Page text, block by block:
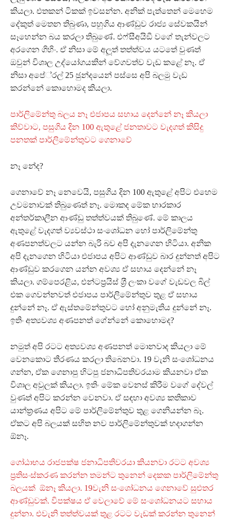
කියලා. එතකන් ටිකක් ඉවසන්න. අනික් පැත්තෙන් මෙහෙම
දේකුත් මෙතන තිබුණා, පහුගිය ආණ්ඩුව රාජ්‍ය සේවකයින්
සෑහෙන්න බය කරලා තිබුණේ. එෆ්සීඅයිඞී වගේ තැන්වලට
අරගෙන ගිහිං. ඒ නිසා මේ අලූත් තත්ත්වය යටතේ වුණත්
ඔවුන් විශාල උද්යෝගයකින් වේගවත්ව වැඩ කළේ නෑ. ඒ
නිසා අපේ‍්‍රල් 25 ඡුන්දයෙන් පස්සෙ අපි බලමු වැඩ
කරන්නේ කොහොමද කියලා.
පාර්ලිමේන්තු බලය නෑ එජාපය සහාය දෙන්නේ නෑ කියලා
කිව්වාට, පසුගිය දින 100 ඇතුළේ ජනතාවට වැදගත් කිසිදු
පනතක් පාර්ලිමේන්තුවට ගෙනාවේ
නෑ නේද?
ගෙනාවේ නෑ නෙවෙයි, පසුගිය දින 100 ඇතුළේ අපිට එහෙම
උවමනාවක් තිබුණෙත් නෑ. මොකද මේක භාරකාර
අන්තර්කාලීන ආණ්ඩු තත්ත්වයක් තිබුණේ. මේ කාලය
ඇතුළේ වැදගත් ව්‍යවස්ථා සංශෝධන හෝ පාර්ලිමේන්තු
අණපනත්වලට යන්න බැරි බව අපි දැනගෙන හිටියා. අනික
අපි දැනගෙන හිටියා එජාපය අපිට ආණ්ඩුව බාර දුන්නත් අපිට
ආණ්ඩුව කරගෙන යන්න අවශ්‍ය ඒ සහාය දෙන්නේ නෑ
කියලා. ගම්පෙරළිය, එන්ටප‍්‍රයිස් ශ‍්‍රී ලංකා වගේ වැඩවල බිල්
එක ගෙවන්නවත් එජාපය පාර්ලිමේන්තුව තුළ ඒ සහාය
දුන්නේ නෑ. ඒ ඇස්තමේන්තුවට හෝ අනුමැතිය දුන්නේ නෑ.
ඉතිං අත්‍යවශ්‍ය අණපනත් ගේන්නේ කොහොමද?
නමුත් අපි රටට අත්‍යවශ්‍ය අණපනත් මොනවාද කියලා මේ
වෙනකොට තීරණය කරලා තිබෙනවා. 19 වැනි සංශෝධනය
ගන්න, ඒක ගෙනාපු හිටපු ජනාධිපතිවරයාම කියනවා ඒක
විශාල අවුලක් කියලා. ඉතිං මේක වෙනස් කිරීම වගේ දේවල්
වුණත් අපිට කරන්න වෙනවා. ඒ සඳහා අවශ්‍ය කතිකාව
යාන්ත‍්‍රණය අපිට මේ පාර්ලිමේන්තුව තුළ ගෙනියන්න බෑ.
ඒකට අපි බලයක් සහිත නව පාර්ලිමේන්තුවක් හදාගන්න
ඕනෑ.
ගෝඨාභය රාජපක්ෂ ජනාධිපතිවරයා කියනවා රටට අවශ්‍ය
ප‍්‍රතිසංස්කරණ කරන්න තමන්ට තුනෙන් දෙකක පාර්ලිමේන්තු
බලයක් ඕනෑ කියලා. 19වැනි සංශෝධනය ගෙනාවේ සුළුතර
ආණ්ඩුවක්. විපක්ෂය ඒ වෙලාවේ මේ සංශෝධනයට සහාය
දුන්නා. එවැනි තත්ත්වයක් තුළ රටට වැඩක් කරන්න තුනෙන්